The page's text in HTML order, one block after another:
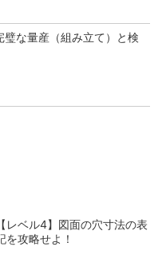
璧な量産（組み立て）と検
【レベル4】図面の穴寸法の表
を攻略せよ！